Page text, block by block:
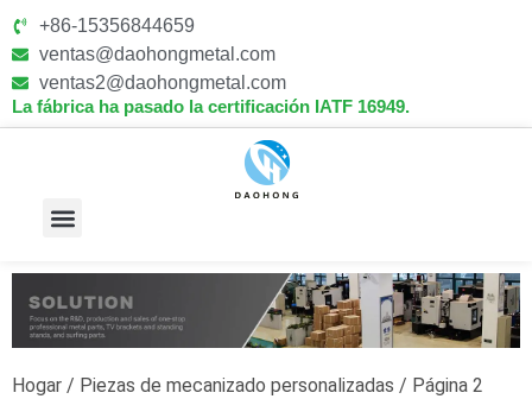
+86-15356844659
ventas@daohongmetal.com
ventas2@daohongmetal.com
La fábrica ha pasado la certificación IATF 16949.
Hogar / Piezas de mecanizado personalizadas / Página 2